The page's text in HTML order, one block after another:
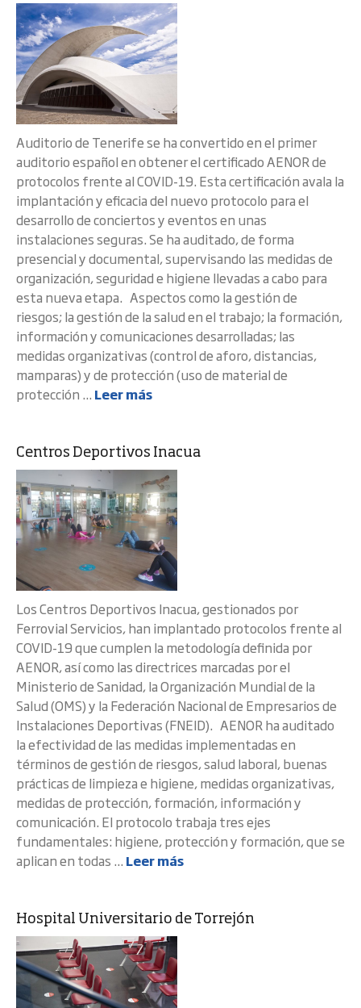
Auditorio de Tenerife se ha convertido en el primer
auditorio español en obtener el certificado AENOR de
protocolos frente al COVID-19. Esta certificación avala la
implantación y eficacia del nuevo protocolo para el
desarrollo de conciertos y eventos en unas
instalaciones seguras. Se ha auditado, de forma
presencial y documental, supervisando las medidas de
organización, seguridad e higiene llevadas a cabo para
esta nueva etapa. Aspectos como la gestión de
riesgos; la gestión de la salud en el trabajo; la formación,
información y comunicaciones desarrolladas; las
medidas organizativas (control de aforo, distancias,
mamparas) y de protección (uso de material de
protección ... Leer más
Centros Deportivos Inacua
Los Centros Deportivos Inacua, gestionados por
Ferrovial Servicios, han implantado protocolos frente al
COVID-19 que cumplen la metodología definida por
AENOR, así como las directrices marcadas por el
Ministerio de Sanidad, la Organización Mundial de la
Salud (OMS) y la Federación Nacional de Empresarios de
Instalaciones Deportivas (FNEID). AENOR ha auditado
la efectividad de las medidas implementadas en
términos de gestión de riesgos, salud laboral, buenas
prácticas de limpieza e higiene, medidas organizativas,
medidas de protección, formación, información y
comunicación. El protocolo trabaja tres ejes
fundamentales: higiene, protección y formación, que se
aplican en todas ... Leer más
Hospital Universitario de Torrejón